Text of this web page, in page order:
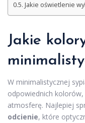
Jakie oświetlenie
Jakie
W minimalistycznej
odpowiednich
atmosferę. Najlepiej
odcienie, które